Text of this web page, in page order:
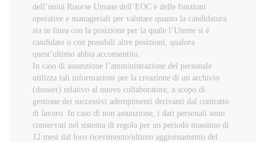
dell’unità Risorse Umane dell’EOC e delle funzioni
operative e manageriali per valutare quanto la candidatura
sia in linea con la posizione per la quale l’Utente si è
candidato o con possibili altre posizioni, qualora
quest’ultimo abbia acconsentito.
In caso di assunzione l’amministrazione del personale
utilizza tali informazioni per la creazione di un archivio
(dossier) relativo al nuovo collaboratore, a scopo di
gestione dei successivi adempimenti derivanti dal contratto
di lavoro. In caso di non assunzione, i dati personali sono
conservati nel sistema di regola per un periodo massimo di
12 mesi dal loro ricevimento/ultimo aggiornamento del